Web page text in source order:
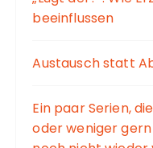
beeinflussen
Austausch statt
Ein paar Serien,
oder weniger